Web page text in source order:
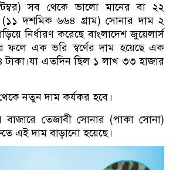
সব থেকে ভালো মানের বা ২২
দশমিক ৬৬৪ গ্রাম) সোনার দাম ২
নির্ধারণ করেছে বাংলাদেশ জুয়েলার্স
ফলে এক ভরি স্বর্ণের দাম হয়েছে এক
এতদিন ছিল ১ লাখ ৩৩ হাজার
নতুন দাম কর্যকর হবে।
বাজারে তেজাবী সোনার (পাকা সোনা)
এই দাম বাড়ানো হয়েছে।